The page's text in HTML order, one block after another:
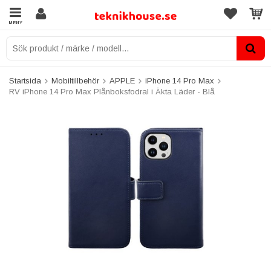
MENY
Startsida Mobiltillbehör APPLE
iPhone 14 Pro Max
RV iPhone 14 Pro Max Plånboksfodral i Äkta Läder - Blå